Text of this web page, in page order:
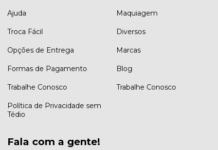
Ajuda
Troca Fácil
Opções de Entrega
Formas de Pagamento
Trabalhe Conosco
Política de Privacidade sem
Tédio
Maquiagem
Diversos
Marcas
Blog
Trabalhe Conosco
Fala com a gente!